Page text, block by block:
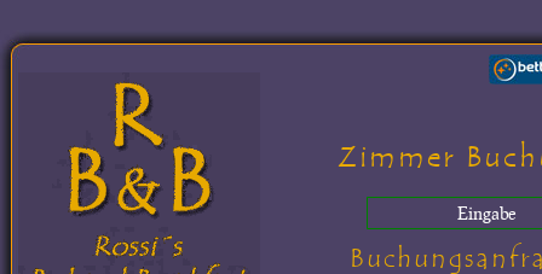
Zimmer
Eingabe